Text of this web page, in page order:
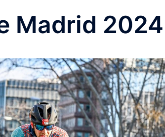
Madrid 2024